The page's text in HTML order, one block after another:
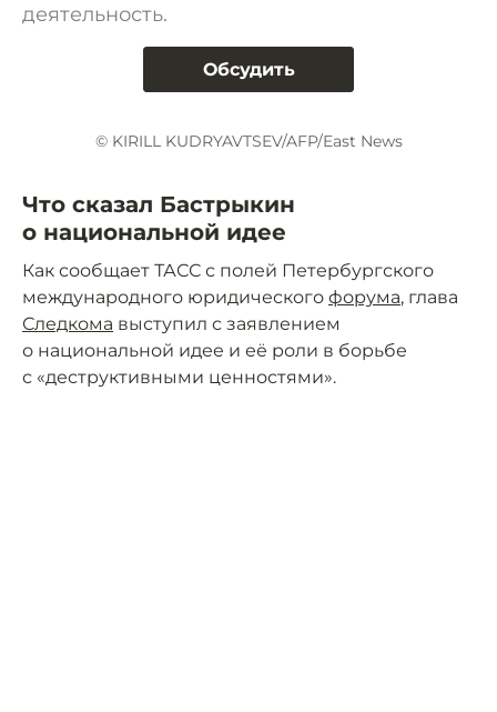
деятельность.
Обсудить
© KIRILL KUDRYAVTSEV/AFP/East News
Что сказал Бастрыкин
о национальной идее
Как сообщает ТАСС с полей Петербургского
международного юридического форума, глава
Следкома выступил с заявлением
о национальной идее и её роли в борьбе
с «деструктивными ценностями».